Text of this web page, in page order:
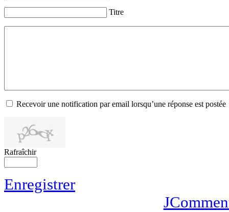
Titre
Recevoir une notification par email lorsqu’une réponse est postée
Rafraîchir
Enregistrer